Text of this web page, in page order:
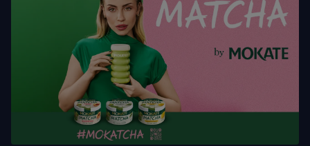
owsiana, syrop glukozowy, substancje spulchniające
(węglany amonu, difosforany, węglany sodu), laktoza (z
mleka), syrop cukru karmelizowanego, sól, aromat.
*Zawartość masy kakaowej czekoladzie 42 %. Produkt może
zboża zawierające gluten, jaja, orzeszki
arachidowe.